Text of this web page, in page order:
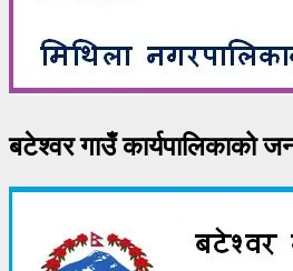
बटेश्वर गाउँ